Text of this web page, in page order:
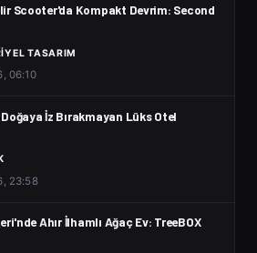
Scooter'da Kompakt Devrim: Second
TASARIM
06:10
İz Bırakmayan Lüks Otel
23:58
Ahır İlhamlı Ağaç Ev: TreeBOX